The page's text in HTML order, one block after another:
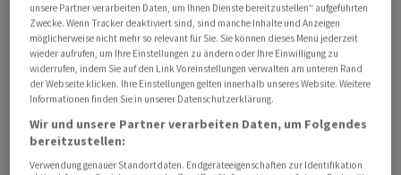
Die neue Firma soll von der staatlichen Sparkasse
gegründet werden, wie Ministerpräsident Srettha
Thavisin am Montag auf einer Pressekonferenz
ankündigte. Sie werde sich vor allem um Fälle
besonders hoch verschuldeter Haushalte kümmern. Das
neue Unternehmen werde lockerere Regeln für die
Verwaltung von Schulden anbieten. Konkrete Angaben
unsere Partner verarbeiten Daten, um Ihnen Dienste bereitzustellen“ aufgeführten
Zwecke. Wenn Tracker deaktiviert sind, sind manche Inhalte und Anzeigen
möglicherweise nicht mehr so relevant für Sie. Sie können dieses Menü jederzeit
wieder aufrufen, um Ihre Einstellungen zu ändern oder Ihre Einwilligung zu
widerrufen, indem Sie auf den Link Voreinstellungen verwalten am unteren Rand
der Webseite klicken. Ihre Einstellungen gelten innerhalb unseres Website. Weitere
Informationen finden Sie in unserer Datenschutzerklärung.
Wir und unsere Partner verarbeiten Daten, um Folgendes
bereitzustellen:
Verwendung genauer Standortdaten. Endgeräteeigenschaften zur Identifikation